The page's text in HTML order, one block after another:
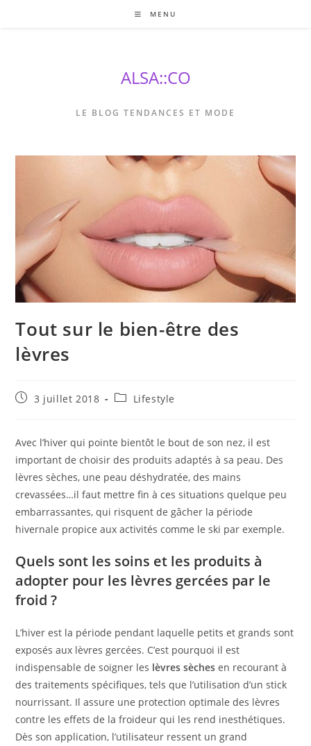
MENU
ALSA::CO
LE BLOG TENDANCES ET MODE
Tout sur le bien-être des
lèvres
Publication
3 juillet 2018
PostLifestyle
Avec l’hiver qui pointe bientôt le bout de son nez, il est
important de choisir des produits adaptés à sa peau. Des
lèvres sèches, une peau déshydratée, des mains
crevassées…il faut mettre fin à ces situations quelque peu
embarrassantes, qui risquent de gâcher la période
hivernale propice aux activités comme le ski par exemple.
Quels sont les soins et les produits à
adopter pour les lèvres gercées par le
froid ?
L’hiver est la période pendant laquelle petits et grands sont
exposés aux lèvres gercées. C’est pourquoi il est
indispensable de soigner les lèvres sèchesen recourant à
des traitements spécifiques, tels que l’utilisation d’un stick
nourrissant. Il assure une protection optimale des lèvres
contre les effets de la froideur qui les rend inesthétiques.
Dès son application, l’utilisateur ressent un grand